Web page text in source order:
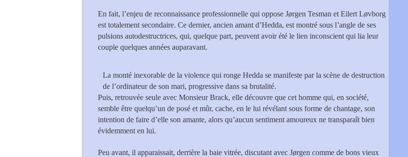
En fait, l’enjeu de reconnaissance professionnelle qui oppose Jørgen Tesman et Eilert Løvborg
est totalement secondaire. Ce dernier, ancien amant d’Hedda, est montré sous l’angle de ses
pulsions autodestructrices, qui, quelque part, peuvent avoir été le lien inconscient qui lia leur
couple quelques années auparavant.
La monté inexorable de la violence qui ronge Hedda se manifeste par la scène de destruction
de l’ordinateur de son mari, progressive dans sa brutalité.
Puis, retrouvée seule avec Monsieur Brack, elle découvre que cet homme qui, en société,
semble être quelqu’un de posé et mûr, cache, en le lui révélant sous forme de chantage, son
intention de faire d’elle son amante, alors qu’aucun sentiment amoureux ne transparaît bien
évidemment en lui.
Peu avant, il apparaissait, derrière la baie vitrée, discutant avec Jørgen comme de bons vieux